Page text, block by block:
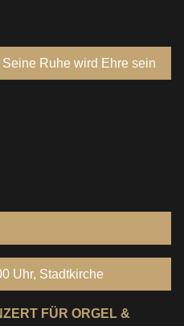
Ruhe wird Ehre sein
Uhr, Stadtkirche
FÜR ORGEL &